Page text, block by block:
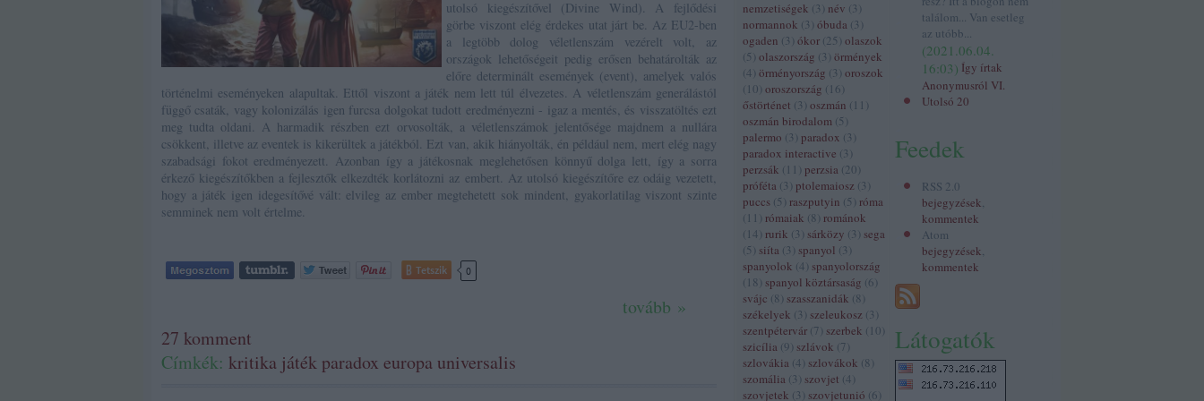
találom... Van esetleg
az utóbb...
(2021.06.04.
16:03 ) Így írtak
Anonymusról VI.
Utolsó 20
Feedek
RSS 2.0
bejegyzések,
kommentek
Atom
bejegyzések,
kommentek
Látogatók
nemzetiségek (3 ) név (3 )
normannok (3 ) óbuda (3 )
ogaden (3 ) ókor (25 ) olaszok
(5 ) olaszország (3 ) örmények
(4) örményország (3 ) oroszok
( 10) oroszország ( 16)
őstörténet (3 ) oszmán ( 11 )
oszmán birodalom (5 )
palermo (3 ) paradox (3 )
paradox interactive (3 )
perzsák ( 11 ) perzsia (20)
próféta (3 ) ptolemaiosz (3 )
puccs (5 ) raszputyin (5 ) róma
( 11 ) rómaiak (8) románok
( 14) rurik (3 ) sárközy (3 ) sega
(5 ) siíta (3 ) spanyol (3 )
spanyolok (4) spanyolország
( 18) spanyol köztársaság (6)
svájc (8) szasszanidák (8)
székelyek (3 ) szeleukosz (3 )
szentpétervár (7) szerbek ( 10)
szicília (9) szlávok (7)
szlovákia (4) szlovákok (8)
szomália (3 ) szovjet (4)
szovjetek (3 ) szovjetunió (6)
utolsó kiegészítővel (Divine Wind). A fejlődési
görbe viszont elég érdekes utat járt be. Az EU2-ben
a legtöbb dolog véletlenszám vezérelt volt, az
országok lehetőségeit pedig erősen behatárolták az
előre determinált események (event), amelyek valós
történelmi eseményeken alapultak. Ettől viszont a játék nem lett túl élvezetes. A véletlenszám generálástól
függő csaták, vagy kolonizálás igen furcsa dolgokat tudott eredményezni - igaz a mentés, és visszatöltés ezt
meg tudta oldani. A harmadik részben ezt orvosolták, a véletlenszámok jelentősége majdnem a nullára
csökkent, illetve az eventek is kikerültek a játékból. Ezt van, akik hiányolták, én például nem, mert elég nagy
szabadsági fokot eredményezett. Azonban így a játékosnak meglehetősen könnyű dolga lett, így a sorra
érkező kiegészítőkben a fejlesztők elkezdték korlátozni az embert. Az utolsó kiegészítőre ez odáig vezetett,
hogy a játék igen idegesítővé vált: elvileg az ember megtehetett sok mindent, gyakorlatilag viszont szinte
semminek nem volt értelme.
Tetszik 0
tovább »
27 komment
Címkék: kritika játék paradox europa universalis